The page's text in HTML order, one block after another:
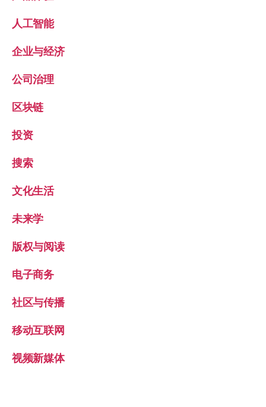
人工智能
企业与经济
公司治理
区块链
投资
搜索
文化生活
未来学
版权与阅读
电子商务
社区与传播
移动互联网
视频新媒体